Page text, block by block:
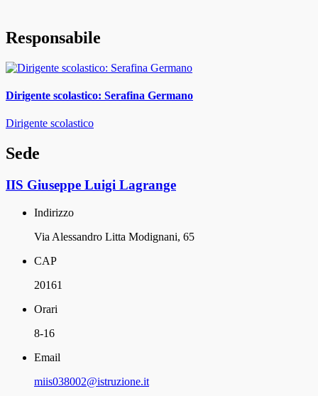
Responsabile
Dirigente scolastico: Serafina Germano
Dirigente scolastico
Sede
IIS Giuseppe Luigi Lagrange
Indirizzo
Via Alessandro Litta Modignani, 65
CAP
20161
Orari
8-16
Email
miis038002@istruzione.it